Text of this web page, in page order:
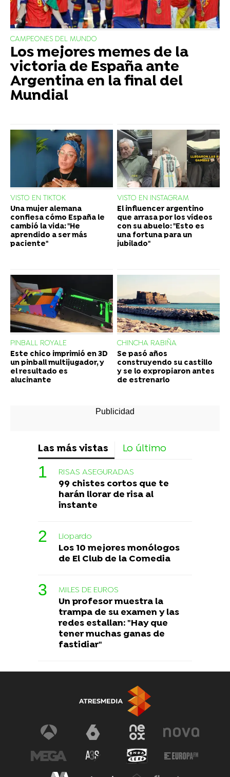
CAMPEONES DEL MUNDO
Los mejores memes de la
victoria de España ante
Argentina en la final del
Mundial
VISTO EN TIKTOK
Una mujer alemana
confiesa cómo España le
cambió la vida: "He
aprendido a ser más
paciente"
VISTO EN INSTAGRAM
El influencer argentino
que arrasa por los vídeos
con su abuelo: "Esto es
una fortuna para un
jubilado"
PINBALL ROYALE
Este chico imprimió en 3D
un pinball multijugador, y
el resultado es
alucinante
CHINCHA RABIÑA
Se pasó años
construyendo su castillo
y se lo expropiaron antes
de estrenarlo
Las más vistas Lo último
RISAS ASEGURADAS
99 chistes cortos que te
harán llorar de risa al
instante
Liopardo
Los 10 mejores monólogos
de El Club de la Comedia
MILES DE EUROS
Un profesor muestra la
trampa de su examen y las
redes estallan: "Hay que
tener muchas ganas de
fastidiar"